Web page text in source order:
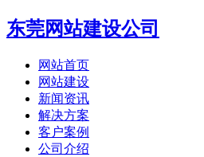
东莞网站建设公司
网站首页
网站建设
新闻资讯
解决方案
客户案例
公司介绍